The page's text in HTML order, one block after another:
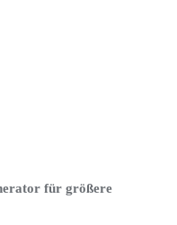
für größere